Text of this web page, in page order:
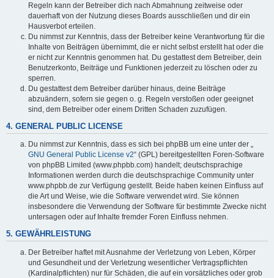
Regeln kann der Betreiber dich nach Abmahnung zeitweise oder
dauerhaft von der Nutzung dieses Boards ausschließen und dir ein
Hausverbot erteilen.
Du nimmst zur Kenntnis, dass der Betreiber keine Verantwortung für die
Inhalte von Beiträgen übernimmt, die er nicht selbst erstellt hat oder die
er nicht zur Kenntnis genommen hat. Du gestattest dem Betreiber, dein
Benutzerkonto, Beiträge und Funktionen jederzeit zu löschen oder zu
sperren.
Du gestattest dem Betreiber darüber hinaus, deine Beiträge
abzuändern, sofern sie gegen o. g. Regeln verstoßen oder geeignet
sind, dem Betreiber oder einem Dritten Schaden zuzufügen.
4. GENERAL PUBLIC LICENSE
Du nimmst zur Kenntnis, dass es sich bei phpBB um eine unter der „
GNU General Public License v2“ (GPL) bereitgestellten Foren-Software
von phpBB Limited (www.phpbb.com) handelt; deutschsprachige
Informationen werden durch die deutschsprachige Community unter
www.phpbb.de zur Verfügung gestellt. Beide haben keinen Einfluss auf
die Art und Weise, wie die Software verwendet wird. Sie können
insbesondere die Verwendung der Software für bestimmte Zwecke nicht
untersagen oder auf Inhalte fremder Foren Einfluss nehmen.
5. GEWÄHRLEISTUNG
Der Betreiber haftet mit Ausnahme der Verletzung von Leben, Körper
und Gesundheit und der Verletzung wesentlicher Vertragspflichten
(Kardinalpflichten) nur für Schäden, die auf ein vorsätzliches oder grob